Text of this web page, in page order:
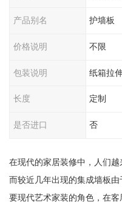
产品别名 护墙板
价格说明 不限
包装说明 纸箱拉
长度 定制
是否进口 否
在现代的家居装修中，人们越
而较近几年出现的集成墙板
要现代艺术家装的角色，在